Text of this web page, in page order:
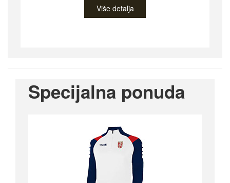
Više detalja
Specijalna ponuda